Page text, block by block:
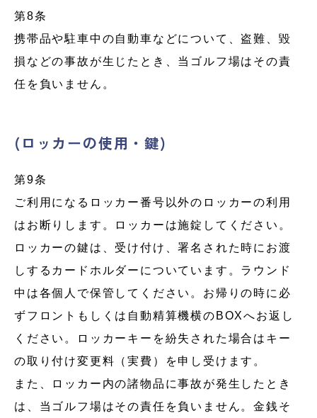
第8条
携帯品や駐車中の自動車などについて、盗難、毀
損などの事故が生じたとき、当ゴルフ場はその責
任を負いません。
(ロッカーの使用・鍵)
第9条
ご利用になるロッカー番号以外のロッカーの利用
はお断りします。ロッカーは施錠してください。
ロッカーの鍵は、受け付け、署名された時にお渡
しするカードホルダーについています。ラウンド
中は各個人で保管してください。お帰りの時に必
ずフロントもしくは自動精算機横のBOXへお返し
ください。ロッカーキーを紛失された場合はキー
の取り付け変更料（実費）を申し受けます。
また、ロッカー内の諸物品に事故が発生したとき
は、当ゴルフ場はその責任を負いません。金銭そ